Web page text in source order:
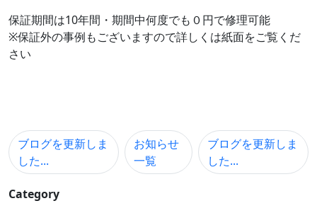
保証期間は10年間・期間中何度でも０円で修理可能
※保証外の事例もございますので詳しくは紙面をご覧くだ
さい
ブログを更新しま
した...
お知らせ
一覧
ブログを更新しま
した...
Category